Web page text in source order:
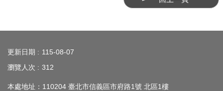
更新日期
115-08-07
瀏覽人次
312
本處地址：110204 臺北市信義區市府路1號 北區1樓